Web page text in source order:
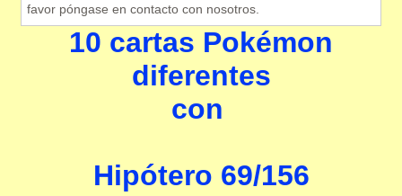
favor póngase en contacto con nosotros.
10 cartas Pokémon
diferentes
con
Hipótero 69/156